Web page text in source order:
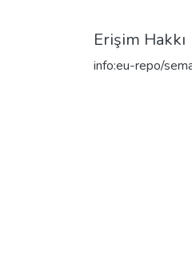
Erişim Hakkı
info:eu-repo/